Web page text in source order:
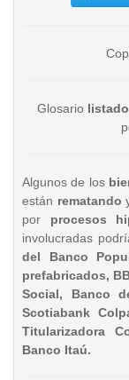
Glosario listado
Algunos de los
están rematando
por procesos
involucradas
del Banco
prefabricados,
Social, Banco
Scotiabank
Titularizadora
Banco Itaú.